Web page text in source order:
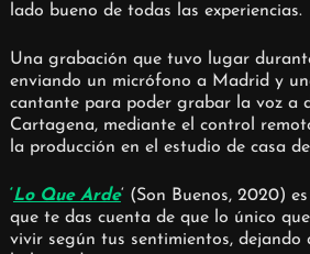
lado bueno de todas las experiencias.
Una grabación que tuvo lugar
enviando un micrófono a Madrid y
cantante para poder grabar la voz a
Cartagena, mediante el control
la producción en el estudio de casa
‘Lo Que Arde‘ (Son Buenos, 2020)
que te das cuenta de que lo único
vivir según tus sentimientos, dejando